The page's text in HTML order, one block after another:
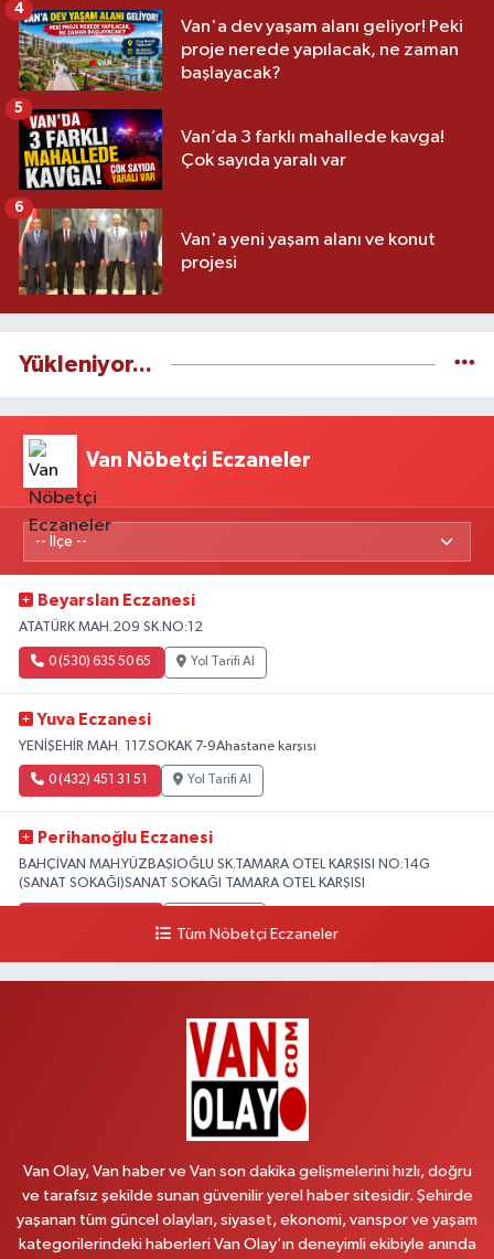
Van'a dev yaşam alanı geliyor! Peki
proje nerede yapılacak, ne zaman
başlayacak?
4
Van’da 3 farklı mahallede kavga!
Çok sayıda yaralı var
5
Van'a yeni yaşam alanı ve konut
projesi
6
Yükleniyor...
Van Nöbetçi Eczaneler
Beyarslan Eczanesi
ATATÜRK MAH.209 SK.NO:12
0 (530) 635 50 65 Yol Tarifi Al
Yuva Eczanesi
YENİŞEHİR MAH. 117.SOKAK 7-9Ahastane karşısı
0 (432) 451 31 51 Yol Tarifi Al
Perihanoğlu Eczanesi
BAHÇİVAN MAH.YÜZBAŞIOĞLU SK.TAMARA OTEL KARŞISI NO:14G
(SANAT SOKAĞI)SANAT SOKAĞI TAMARA OTEL KARŞISI
Yol Tarifi Al
BEYAZIT MAH.ZEYLAN CADDESİ OKYANUS GİYİM YANI NO:1
Afşar Eczanesi
Kazım Karabekir cad.Eski Araştırma Hastanesi karşısı (kent park karşısı )
Tüm Nöbetçi Eczaneler
Van Olay, Van haber ve Van son dakika gelişmelerini hızlı, doğru
ve tarafsız şekilde sunan güvenilir yerel haber sitesidir. Şehirde
yaşanan tüm güncel olayları, siyaset, ekonomi, vanspor ve yaşam
kategorilerindeki haberleri Van Olay’ın deneyimli ekibiyle anında